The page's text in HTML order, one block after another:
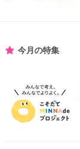
今月の特集